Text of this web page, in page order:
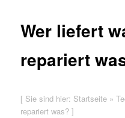
Wer liefert
repariert
[ Sie sind hier: Startseite »
repariert was? ]